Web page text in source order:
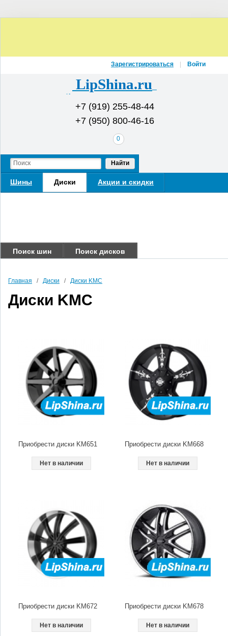
LipShina.ru
Интернет-магазин шин и дисков
+7 (919) 255-48-44
+7 (950) 800-46-16
В
вашей
корзине
0
Шины Диски Акции и скидки
Найти
Зарегистрироваться Войти
Поиск шин Поиск дисков
Главная / Диски / Диски KMC
Диски KMC
Приобрести диски KM651
Нет в наличии
Приобрести диски KM668
Нет в наличии
Приобрести диски KM672
Нет в наличии
Приобрести диски KM678
Нет в наличии